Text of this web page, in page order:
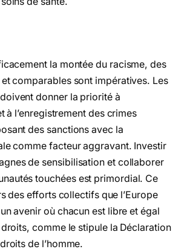
la montée du racisme, des
comparables sont impératives. Les
donner la priorité à
à l’enregistrement des crimes
des sanctions avec la
comme facteur aggravant. Investir
de sensibilisation et collaborer
touchées est primordial. Ce
des efforts collectifs que l’Europe
avenir où chacun est libre et égal
comme le stipule la Déclaration
de l’homme.